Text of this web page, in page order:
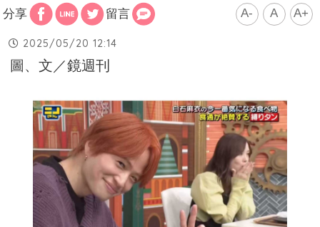
分享 留言 A- A A+
2025/05/20 12:14
圖、文／鏡週刊